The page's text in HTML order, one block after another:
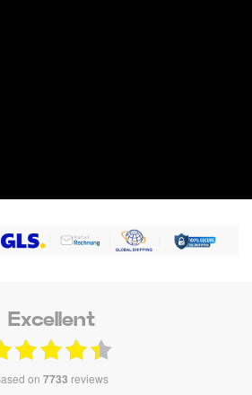
Excellent
based on 7733 reviews